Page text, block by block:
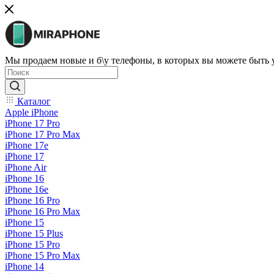
Мы продаем новые и б\у телефоны, в которых вы можете быть
Каталог
Apple iPhone
iPhone 17 Pro
iPhone 17 Pro Max
iPhone 17e
iPhone 17
iPhone Air
iPhone 16
iPhone 16e
iPhone 16 Pro
iPhone 16 Pro Max
iPhone 15
iPhone 15 Plus
iPhone 15 Pro
iPhone 15 Pro Max
iPhone 14